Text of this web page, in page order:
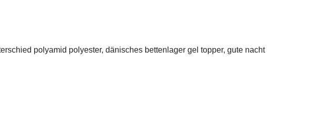
polyamid polyester, dänisches bettenlager gel topper, gute nacht